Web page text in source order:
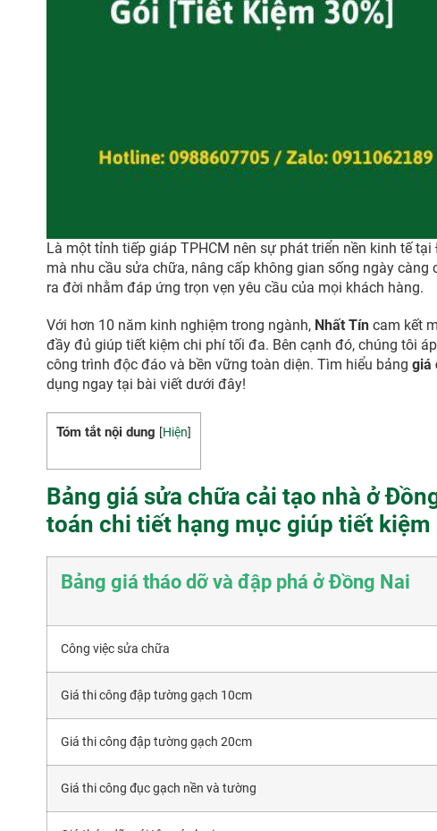
Là một tỉnh tiếp giáp TPHCM nên sự phát triển nền kinh tế
mà nhu cầu sửa chữa, nâng cấp không gian sống ngày càng
ra đời nhằm đáp ứng trọn vẹn yêu cầu của mọi khách hàng.
Với hơn 10 năm kinh nghiệm trong ngành, Nhất Tín cam kết
đầy đủ giúp tiết kiệm chi phí tối đa. Bên cạnh đó, chúng tôi
công trình độc đáo và bền vững toàn diện. Tìm hiểu bảng giá
dụng ngay tại bài viết dưới đây!
Tóm tắt nội dung [Hiện]
Bảng giá sửa chữa cải tạo nhà ở
toán chi tiết hạng mục giúp tiết kiệm
Bảng giá tháo dỡ và đập phá ở Đồng Nai
Công việc sửa chữa
Giá thi công đập tường gạch 10cm
Giá thi công đập tường gạch 20cm
Giá thi công đục gạch nền và tường